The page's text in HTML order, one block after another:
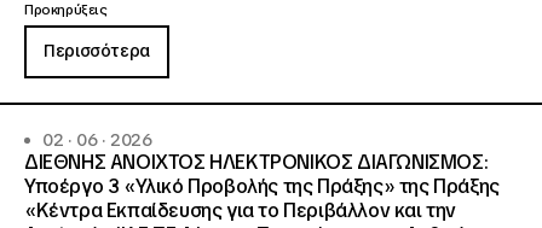
Προκηρύξεις
Περισσότερα
02 · 06 · 2026
ΔΙΕΘΝΗΣ ΑΝΟΙΧΤΟΣ ΗΛΕΚΤΡΟΝΙΚΟΣ ΔΙΑΓΩΝΙΣΜΟΣ:
Υποέργο 3 «Υλικό Προβολής της Πράξης» της Πράξης
«Κέντρα Εκπαίδευσης για το Περιβάλλον και την